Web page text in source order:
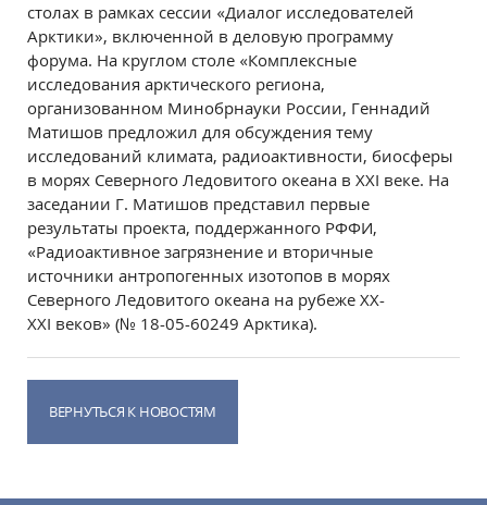
столах в рамках сессии «Диалог исследователей
Арктики», включенной в деловую программу
форума. На круглом столе «Комплексные
исследования арктического региона,
организованном Минобрнауки России, Геннадий
Матишов предложил для обсуждения тему
исследований климата, радиоактивности, биосферы
в морях Северного Ледовитого океана в XXI веке. На
заседании Г. Матишов представил первые
результаты проекта, поддержанного РФФИ,
«Радиоактивное загрязнение и вторичные
источники антропогенных изотопов в морях
Северного Ледовитого океана на рубеже XX-
XXI веков» (№ 18-05-60249 Арктика).
ВЕРНУТЬСЯ К НОВОСТЯМ